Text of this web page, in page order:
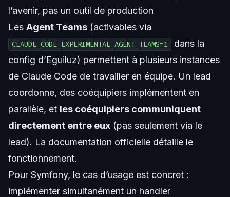
l’avenir, pas un outil de production
Les Agent Teams (activables via
CLAUDE_CODE_EXPERIMENTAL_AGENT_TEAMS=1
dans la
config d’Eguiluz) permettent à plusieurs instances
de Claude Code de travailler en équipe. Un lead
coordonne, des coéquipiers implémentent en
parallèle, et les coéquipiers communiquent
directement entre eux (pas seulement via le
lead). La documentation officielle détaille le
fonctionnement.
Pour Symfony, le cas d’usage est concret :
implémenter simultanément un handler